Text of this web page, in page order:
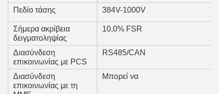
Πεδίο τάσης 384V-1000V
Σήμερα ακρίβεια
δειγματοληψίας
10,0% FSR
Διασύνδεση
επικοινωνίας με PCS
RS485/CAN
Διασύνδεση
επικοινωνίας με τη
Μπορεί να